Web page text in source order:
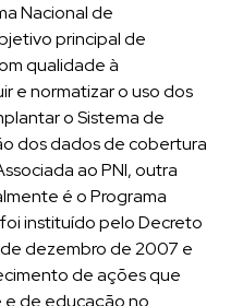
Nacional de
principal de
qualidade à
e normatizar o uso dos
o Sistema de
dos dados de cobertura
ao PNI, outra
é o Programa
instituído pelo Decreto
dezembro de 2007 e
de ações que
e de educação no